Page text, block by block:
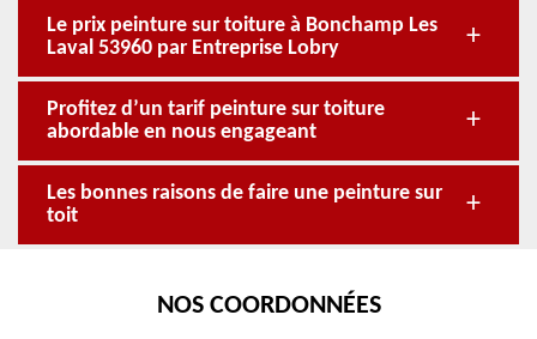
Le prix peinture sur toiture à Bonchamp Les
Laval 53960 par Entreprise Lobry
Profitez d’un tarif peinture sur toiture
abordable en nous engageant
Les bonnes raisons de faire une peinture sur
toit
NOS COORDONNÉES